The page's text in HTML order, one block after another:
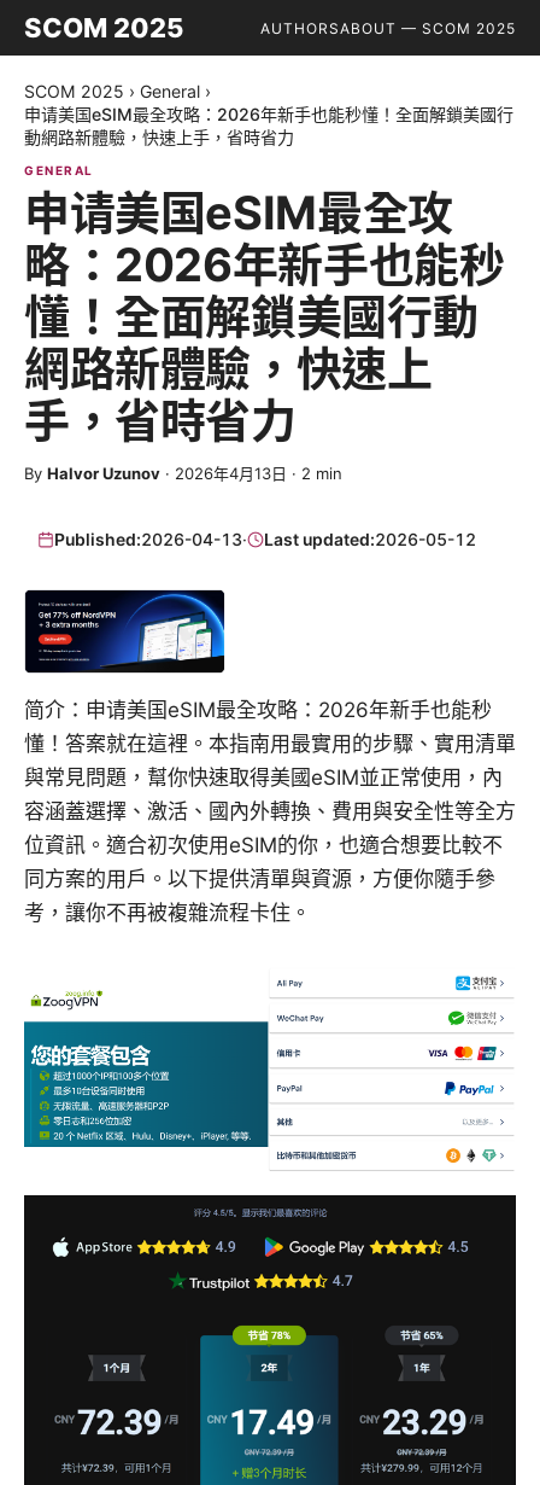
SCOM 2025 AUTHORSABOUT — SCOM 2025
SCOM 2025 › General ›
申请美国eSIM最全攻略：2026年新手也能秒懂！全面解鎖美國行
動網路新體驗，快速上手，省時省力
GENERAL
申请美国eSIM最全攻
略：2026年新手也能秒
懂！全面解鎖美國行動
網路新體驗，快速上
手，省時省力
By Halvor Uzunov · 2026年4月13日 · 2 min
Published:2026-04-13· Last updated:2026-05-12
简介：申请美国eSIM最全攻略：2026年新手也能秒
懂！答案就在這裡。本指南用最實用的步驟、實用清單
與常見問題，幫你快速取得美國eSIM並正常使用，內
容涵蓋選擇、激活、國內外轉換、費用與安全性等全方
位資訊。適合初次使用eSIM的你，也適合想要比較不
同方案的用戶。以下提供清單與資源，方便你隨手參
考，讓你不再被複雜流程卡住。